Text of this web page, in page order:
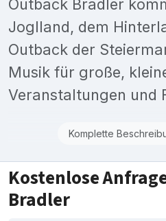
Outback Bradler
Joglland, dem
Outback der
Musik für große,
Veranstaltungen und
Komplette
Kostenlose
Bradler